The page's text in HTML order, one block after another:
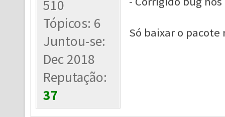
510
Tópicos: 6
Juntou-se:
Dec 2018
Reputação:
37
Só baixar o